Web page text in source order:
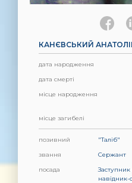
КАНЄВСЬКИЙ
дата народження
дата смерті
місце народження
місце загибелі
позивний
"Таліб"
звання
Сержант
посада